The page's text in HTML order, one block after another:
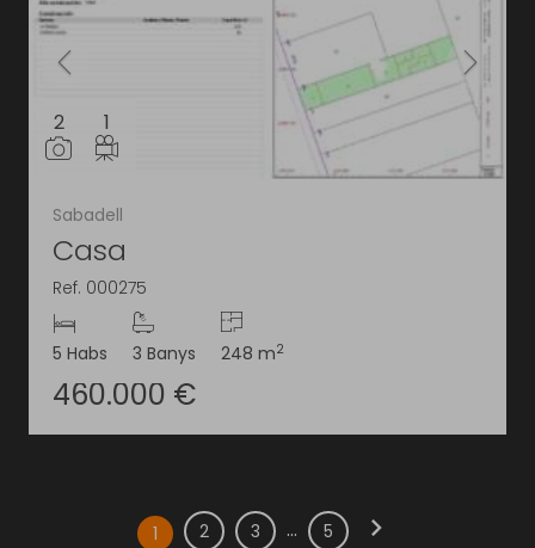
2 1
Sabadell
Casa
Ref. 000275
5 Habs 3 Banys 248 m2
460.000 €
1 2 3 ... 5 chevron_right